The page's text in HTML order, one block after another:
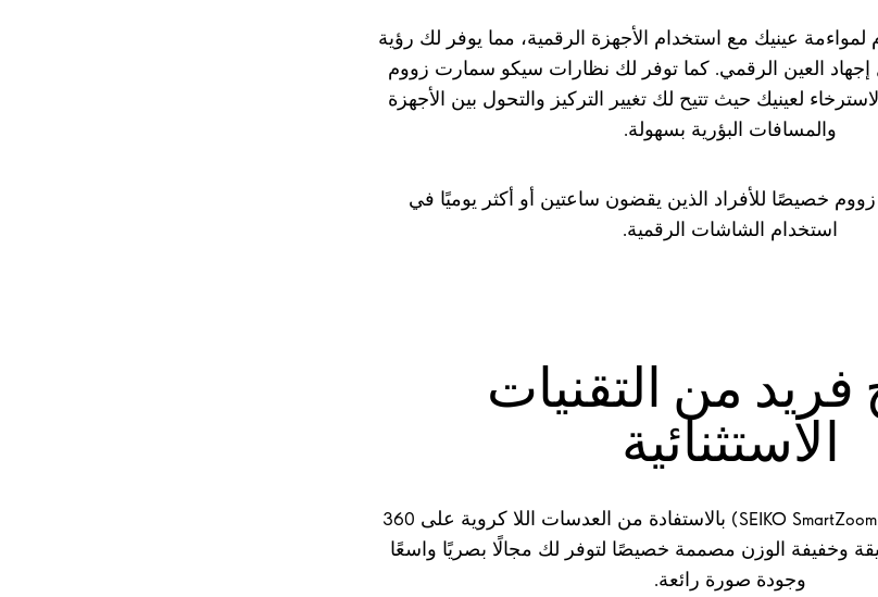
عينيك مع استخدام الأجهزة الرقمية، مما يوفر لك رؤية
إجهاد العين الرقمي. كما توفر لك نظارات سيكو سمارت زووم
لعينيك حيث تتيح لك تغيير التركيز والتحول بين الأجهزة
والمسافات البؤرية بسهولة.
خصيصًا للأفراد الذين يقضون ساعتين أو أكثر يوميًا في
استخدام الشاشات الرقمية.
فريد من التقنيات
الاستثنائية
تتمتع سيكو سمارت زوم (SEIKO SmartZoom) بالاستفادة من العدسات اللا كروية على 360
وخفيفة الوزن مصممة خصيصًا لتوفر لك مجالًا بصريًا واسعًا
وجودة صورة رائعة.